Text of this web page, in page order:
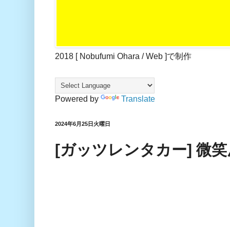
2018 [ Nobufumi Ohara / Web ]で制作
Powered by Translate
2024年6月25日火曜日
[ガッツレンタカー] 微